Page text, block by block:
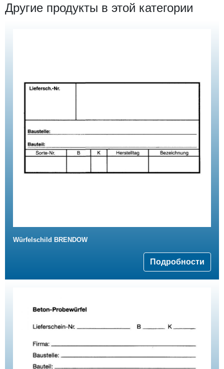
Другие продукты в этой категории
Würfelschild BRENDOW
Подробности